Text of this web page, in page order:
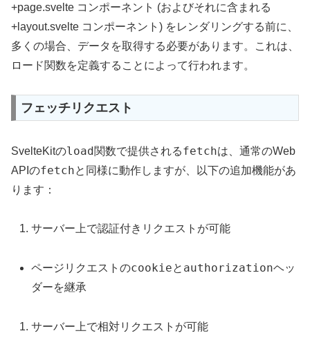
+page.svelte コンポーネント (およびそれに含まれる
+layout.svelte コンポーネント) をレンダリングする前に、
多くの場合、データを取得する必要があります。これは、
ロード関数を定義することによって行われます。
フェッチリクエスト
SvelteKitのload関数で提供されるfetchは、通常のWeb
APIのfetchと同様に動作しますが、以下の追加機能があ
ります：
サーバー上で認証付きリクエストが可能
ページリクエストのcookieと authorizationヘッ
ダーを継承
サーバー上で相対リクエストが可能